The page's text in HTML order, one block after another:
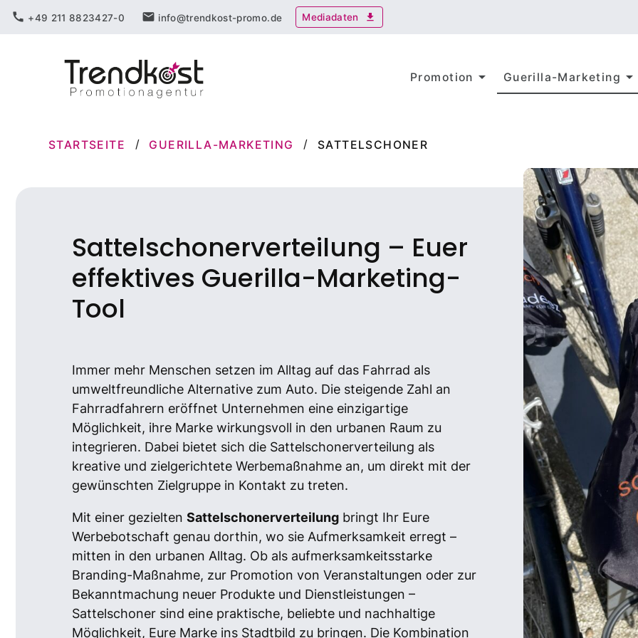
Zum
call +49 211 8823427-0 mail info@trendkost-promo.de Mediadaten download
Promotion arrow_drop_down Guerilla-Marketing arrow_drop_down
STARTSEITE GUERILLA-MARKETING SATTELSCHONER
Sattelschonerverteilung – Euer
effektives Guerilla-Marketing-
Tool
Immer mehr Menschen setzen im Alltag auf das Fahrrad als
umweltfreundliche Alternative zum Auto. Die steigende Zahl an
Fahrradfahrern eröffnet Unternehmen eine einzigartige
Möglichkeit, ihre Marke wirkungsvoll in den urbanen Raum zu
integrieren. Dabei bietet sich die Sattelschonerverteilung als
kreative und zielgerichtete Werbemaßnahme an, um direkt mit der
gewünschten Zielgruppe in Kontakt zu treten.
Mit einer gezieltenSattelschonerverteilung bringt Ihr Eure
Werbebotschaft genau dorthin, wo sie Aufmerksamkeit erregt –
mitten in den urbanen Alltag. Ob als aufmerksamkeitsstarke
Branding-Maßnahme, zur Promotion von Veranstaltungen oder zur
Bekanntmachung neuer Produkte und Dienstleistungen –
Sattelschoner sind eine praktische, beliebte und nachhaltige
Möglichkeit, Eure Marke ins Stadtbild zu bringen. Die Kombination